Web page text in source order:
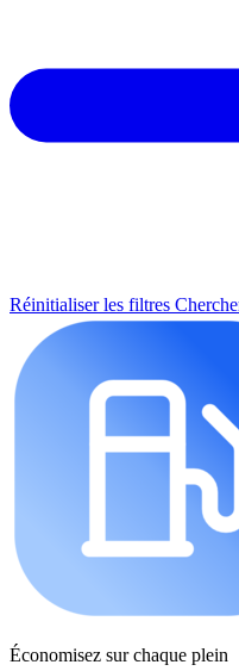
Réinitialiser les filtres
Économisez sur chaque plein